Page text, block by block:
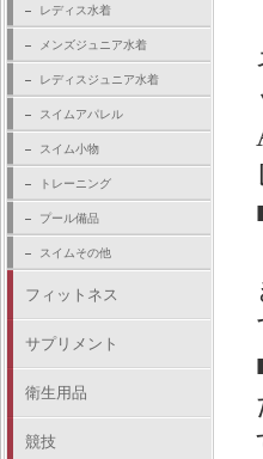
レディス水着
メンズジュニア水着
レディスジュニア水着
スイムアパレル
スイム小物
トレーニング
プール備品
スイムその他
フィットネス
サプリメント
衛生用品
競技